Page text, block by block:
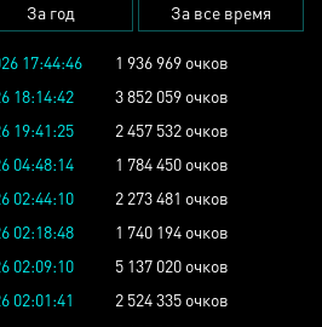
За год За все время
17:44:46
1 936 969 очков
18:14:42
3 852 059 очков
19:41:25
2 457 532 очков
04:48:14
1 784 450 очков
02:44:10
2 273 481 очков
02:18:48
1 740 194 очков
02:09:10
5 137 020 очков
02:01:41
2 524 335 очков